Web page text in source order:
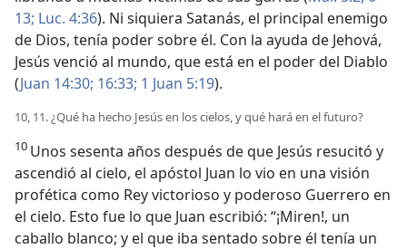
13; Luc. 4:36). Ni siquiera Satanás, el principal enemigo
de Dios, tenía poder sobre él. Con la ayuda de Jehová,
Jesús venció al mundo, que está en el poder del Diablo
(Juan 14:30; 16:33; 1 Juan 5:19).
10, 11. ¿Qué ha hecho Jesús en los cielos, y qué hará en el futuro?
10 Unos sesenta años después de que Jesús resucitó y
ascendió al cielo, el apóstol Juan lo vio en una visión
profética como Rey victorioso y poderoso Guerrero en
el cielo. Esto fue lo que Juan escribió: “¡Miren!, un
caballo blanco; y el que iba sentado sobre él tenía un